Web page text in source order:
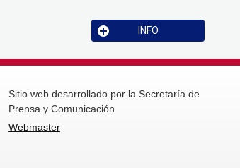
INFO
Sitio web desarrollado por la Secretaría de
Prensa y Comunicación
Webmaster